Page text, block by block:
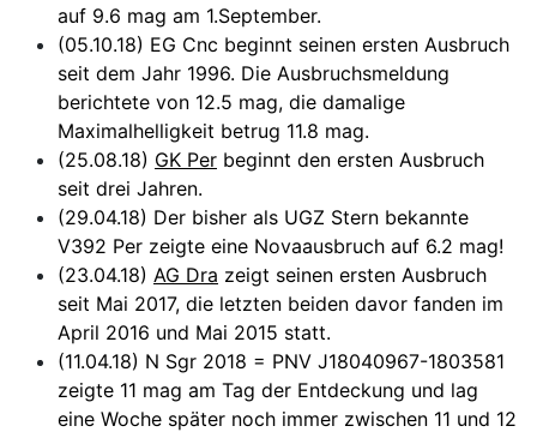
auf 9.6 mag am 1.September.
(05.10.18) EG Cnc beginnt seinen ersten Ausbruch
seit dem Jahr 1996. Die Ausbruchsmeldung
berichtete von 12.5 mag, die damalige
Maximalhelligkeit betrug 11.8 mag.
(25.08.18) GK Per beginnt den ersten Ausbruch
seit drei Jahren.
(29.04.18) Der bisher als UGZ Stern bekannte
V392 Per zeigte eine Novaausbruch auf 6.2 mag!
(23.04.18) AG Dra zeigt seinen ersten Ausbruch
seit Mai 2017, die letzten beiden davor fanden im
April 2016 und Mai 2015 statt.
(11.04.18) N Sgr 2018 = PNV J18040967-1803581
zeigte 11 mag am Tag der Entdeckung und lag
eine Woche später noch immer zwischen 11 und 12